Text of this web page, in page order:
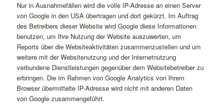
Nur in Ausnahmefällen wird die volle IP-Adresse an einen Server
von Google in den USA übertragen und dort gekürzt. Im Auftrag
des Betreibers dieser Website wird Google diese Informationen
benutzen, um Ihre Nutzung der Website auszuwerten, um
Reports über die Websiteaktivitäten zusammenzustellen und um
weitere mit der Websitenutzung und der Internetnutzung
verbundene Dienstleistungen gegenüber dem Websitebetreiber zu
erbringen. Die im Rahmen von Google Analytics von Ihrem
Browser übermittelte IP-Adresse wird nicht mit anderen Daten
von Google zusammengeführt.